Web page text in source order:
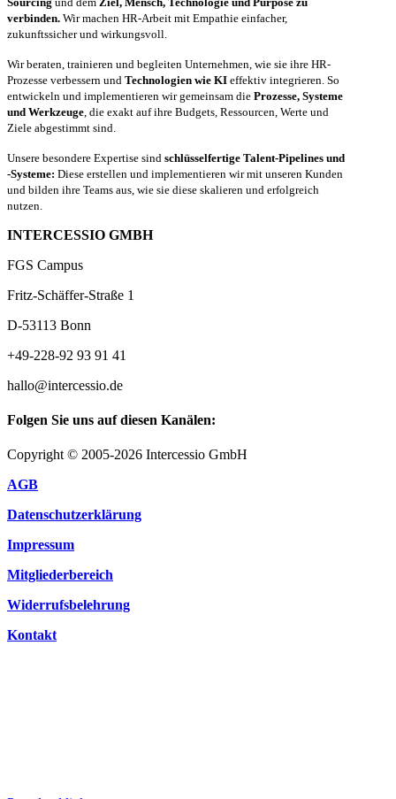
verbinden. Wir machen HR-Arbeit mit Empathie einfacher,
zukunftssicher und wirkungsvoll.
Wir beraten, trainieren und begleiten Unternehmen, wie sie ihre HR-
Prozesse verbessern und Technologien wie KI effektiv integrieren. So
entwickeln und implementieren wir gemeinsam die Prozesse, Systeme
und Werkzeuge , die exakt auf ihre Budgets, Ressourcen, Werte und
Ziele abgestimmt sind.
Unsere besondere Expertise sind schlüsselfertige Talent-Pipelines und
-Systeme: Diese erstellen und implementieren wir mit unseren Kunden
und bilden ihre Teams aus, wie sie diese skalieren und erfolgreich
nutzen.
INTERCESSIO GMBH
FGS Campus
Fritz-Schäffer-Straße 1
D-53113 Bonn
+49-228-92 93 91 41
hallo@intercessio.de
Folgen Sie uns auf diesen Kanälen:
Copyright © 2005-2026 Intercessio GmbH
AGB
Datenschutzerklärung
Impressum
Mitgliederbereich
Widerrufsbelehrung
Kontakt